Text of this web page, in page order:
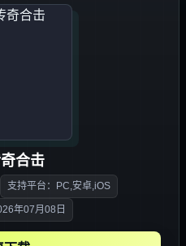
合击
支持平台：PC,安卓,iOS
年07月08日